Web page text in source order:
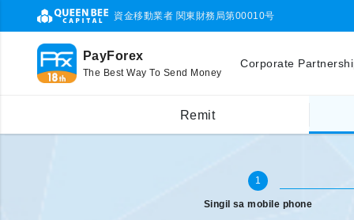
資金移動業者 関東財務局第00010号
PayForex
The Best Way To Send Money
Corporate
Remit
Ilagay ang mobile phone number
1
Singil sa mobile phone